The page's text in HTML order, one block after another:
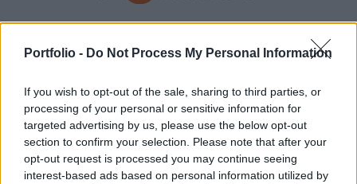
Portfolio - Do Not Process My Personal Information
If you wish to opt-out of the sale, sharing to third parties, or
processing of your personal or sensitive information for
targeted advertising by us, please use the below opt-out
section to confirm your selection. Please note that after your
opt-out request is processed you may continue seeing
interest-based ads based on personal information utilized by
ELŐFIZETŐI TARTALOM
Budapesten
Portfolio
2021. december 02. 15:00